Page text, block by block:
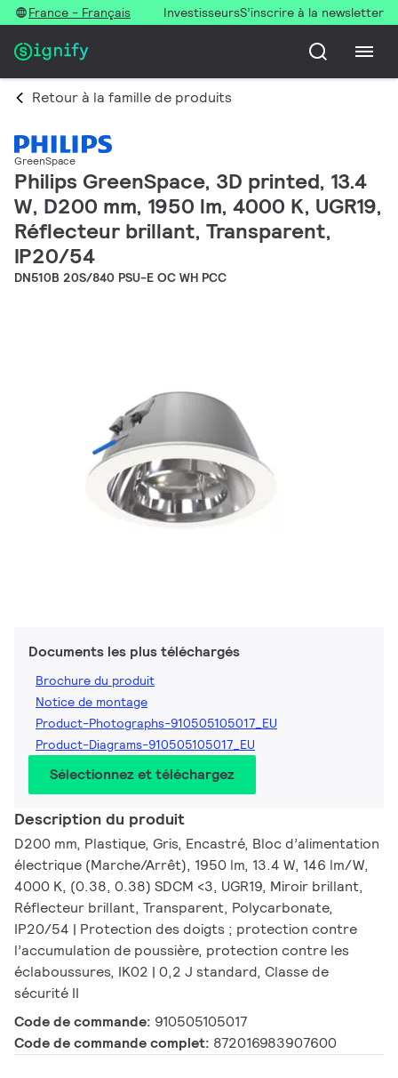
France - Français InvestisseursS’inscrire à la newsletter
Retour à la famille de produits
GreenSpace
Philips GreenSpace, 3D printed, 13.4
W, D200 mm, 1950 lm, 4000 K, UGR19,
Réflecteur brillant, Transparent,
IP20/54
DN510B 20S/840 PSU-E OC WH PCC
Documents les plus téléchargés
Brochure du produit
Notice de montage
Product-Photographs-910505105017_EU
Product-Diagrams-910505105017_EU
Sélectionnez et téléchargez
Description du produit
D200 mm, Plastique, Gris, Encastré, Bloc d’alimentation
électrique (Marche/Arrêt), 1950 lm, 13.4 W, 146 lm/W,
4000 K, (0.38, 0.38) SDCM <3, UGR19, Miroir brillant,
Réflecteur brillant, Transparent, Polycarbonate,
IP20/54 | Protection des doigts ; protection contre
l’accumulation de poussière, protection contre les
éclaboussures, IK02 | 0,2 J standard, Classe de
sécurité II
Code de commande: 910505105017
Code de commande complet: 872016983907600